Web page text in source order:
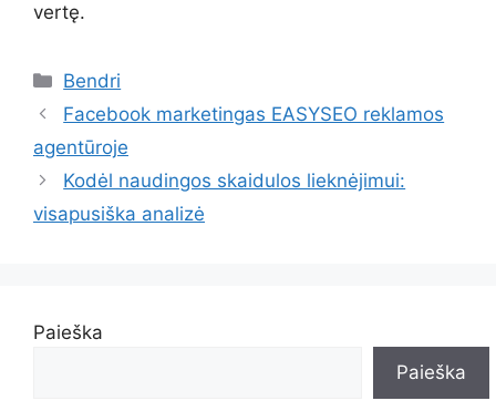
vertę.
Kategorijos
Bendri
Facebook marketingas EASYSEO reklamos
agentūroje
Kodėl naudingos skaidulos lieknėjimui:
visapusiška analizė
Paieška
Paieška